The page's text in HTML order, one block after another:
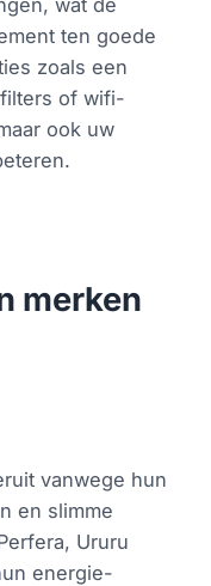
wat de
ten goede
zoals een
of wifi-
ook uw
merken
vanwege hun
en slimme
Ururu
energie-